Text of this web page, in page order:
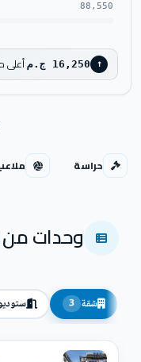
88,550
↑ 16,250 ج.م أعلى
حراسة
وحدات
شقة 3